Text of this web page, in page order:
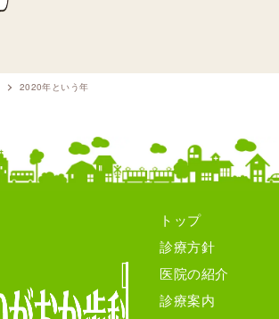
2020年という年
トップ
診療方針
医院の紹介
診療案内